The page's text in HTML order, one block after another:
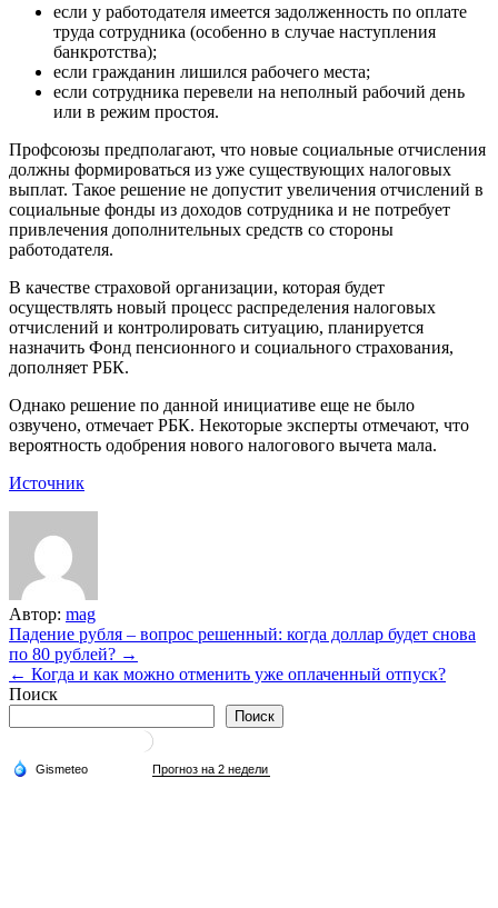
если у работодателя имеется задолженность по оплате
труда сотрудника (особенно в случае наступления
банкротства);
если гражданин лишился рабочего места;
если сотрудника перевели на неполный рабочий день
или в режим простоя.
Профсоюзы предполагают, что новые социальные отчисления
должны формироваться из уже существующих налоговых
выплат. Такое решение не допустит увеличения отчислений в
социальные фонды из доходов сотрудника и не потребует
привлечения дополнительных средств со стороны
работодателя.
В качестве страховой организации, которая будет
осуществлять новый процесс распределения налоговых
отчислений и контролировать ситуацию, планируется
назначить Фонд пенсионного и социального страхования,
дополняет РБК.
Однако решение по данной инициативе еще не было
озвучено, отмечает РБК. Некоторые эксперты отмечают, что
вероятность одобрения нового налогового вычета мала.
Источник
Автор: mag
Навигация
по
записям
Падение рубля – вопрос решенный: когда доллар будет снова
по 80 рублей? →
← Когда и как можно отменить уже оплаченный отпуск?
Поиск
Поиск